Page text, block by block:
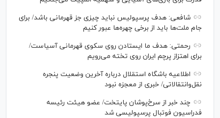
شافعی: هدف پرسپولیس نباید چیزی جز قهرمانی باشد/ برای
جام ملت‌ها باید از برخی چهره‌ها عبور کنیم
رحمتی: هدف ما ایستادن روی سکوی قهرمانی آسیاست/
برای اهتزاز پرچم ایران روی تخته می‌رویم
اطلاعیه باشگاه استقلال درباره آخرین وضعیت پنجره
نقل‌وانتقالاتی/ خبری از معجزه نبود
چند خبر از سرخ‌پوشان پایتخت/ عضو هیئت رئیسه
فدراسیون فوتبال پرسپولیسی شد